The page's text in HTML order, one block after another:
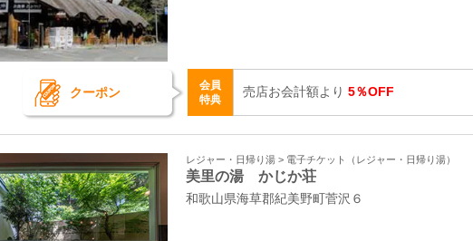
クーポン
会員
特典
売店お会計額より 5％OFF
レジャー・日帰り湯 > 電子チケット（レジャー・日帰り湯）
美里の湯 かじか荘
和歌山県海草郡紀美野町菅沢６